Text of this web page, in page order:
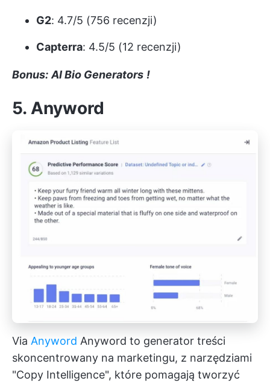
G2: 4.7/5 (756 recenzji)
Capterra: 4.5/5 (12 recenzji)
Bonus: AI Bio Generators !
5. Anyword
Via Anyword Anyword to generator treści
skoncentrowany na marketingu, z narzędziami
"Copy Intelligence", które pomagają tworzyć